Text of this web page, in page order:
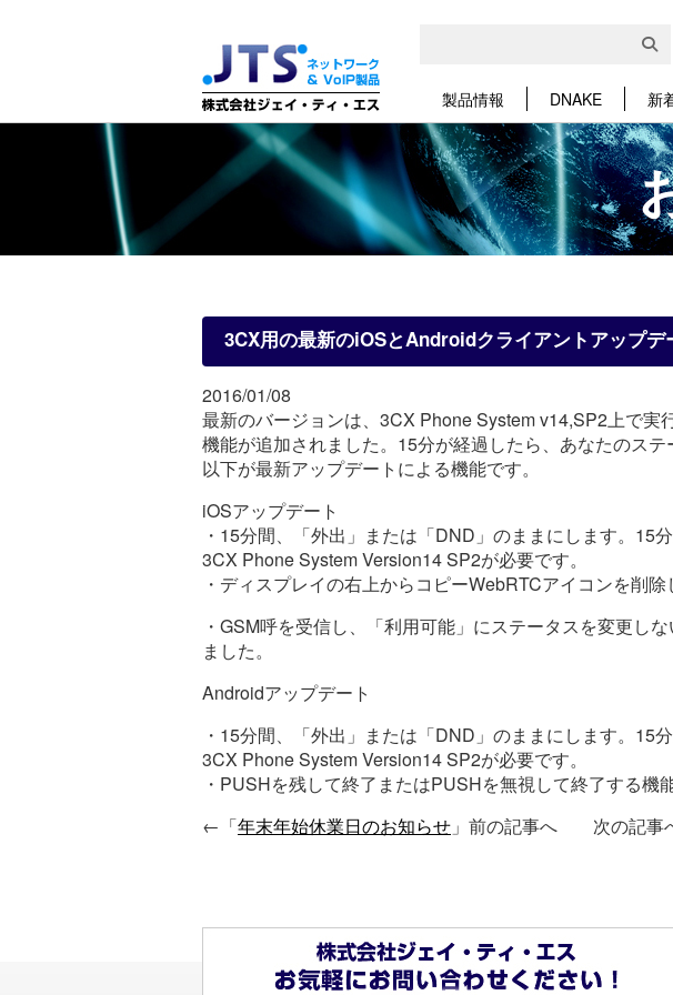
製品情報 DNAKE 新
3CX用の最新のiOSとAndroidクライアントアップデ
2016/01/08
最新のバージョンは、3CX Phone System v14,SP2上で
機能が追加されました。15分が経過したら、あなたのステ
以下が最新アップデートによる機能です。
iOSアップデート
・15分間、「外出」または「DND」のままにします。15
3CX Phone System Version14 SP2が必要です。
・ディスプレイの右上からコピーWebRTCアイコンを削除
・GSM呼を受信し、「利用可能」にステータスを変更し
ました。
Androidアップデート
・15分間、「外出」または「DND」のままにします。15
3CX Phone System Version14 SP2が必要です。
・PUSHを残して終了またはPUSHを無視して終了する機
←「年末年始休業日のお知らせ 」前の記事へ 次の記事